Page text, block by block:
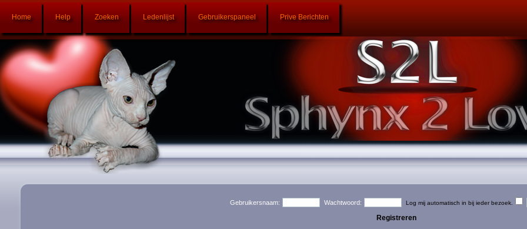
Home Help Zoeken Ledenlijst Gebruikerspaneel Prive Berichten
Gebruikersnaam: Wachtwoord: Log mij automatisch in bij ieder bezoek.
Registreren